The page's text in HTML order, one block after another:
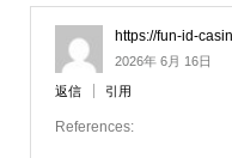
https://fun-id-
2026年 6月 16日
返信 引用
References: